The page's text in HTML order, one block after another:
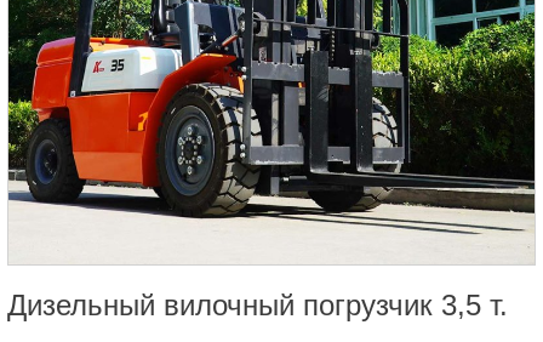
Дизельный вилочный погрузчик 3,5 т.